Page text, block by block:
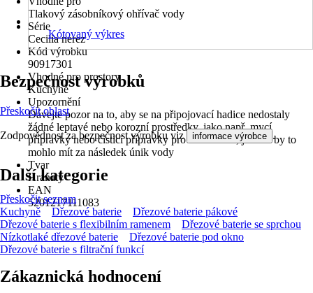
Tlakový zásobníkový ohřívač vody
Série
Cecilia nerez
Kód výrobku
90917301
Vhodné pro prostory
Kuchyně
Upozornění
Dávejte pozor na to, aby se na připojovací hadice nedostaly
žádné leptavé nebo korozní prostředky, jako např. mycí
přípravky nebo čisticí přípravky pro domácnost, jelikož by to
mohlo mít za následek únik vody
Tvar
Hranatý
EAN
5201217111083
Kótovaný výkres
Bezpečnost výrobků
Přeskočit oblast
Zodpovědnost za bezpečnost výrobku viz informace výrobce .
Další kategorie
Přeskočit seznam
Kuchyně
Dřezové baterie
Dřezové baterie pákové
Dřezové baterie s flexibilním ramenem
Dřezové baterie se sprchou
Nízkotlaké dřezové baterie
Dřezové baterie pod okno
Dřezové baterie s filtrační funkcí
Zákaznická hodnocení